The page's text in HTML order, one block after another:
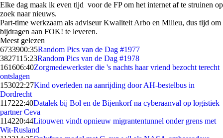
Elke dag maak ik even tijd voor de FP om het internet af te struinen op
zoek naar nieuws.
Part-time werkzaam als adviseur Kwaliteit Arbo en Milieu, dus tijd om
bijdragen aan FOK! te leveren.
Meest gelezen
6733900:35Random Pics van de Dag #1977
3827115:23Random Pics van de Dag #1978
161606:40Zorgmedewerkster die 's nachts haar vriend bezocht terecht
ontslagen
153022:27Kind overleden na aanrijding door AH-bestelbus in
Dordrecht
117222:40Datalek bij Bol en de Bijenkorf na cyberaanval op logistiek
partner Ceva
114220:44Litouwen vindt opnieuw migrantentunnel onder grens met
Wit-Rusland